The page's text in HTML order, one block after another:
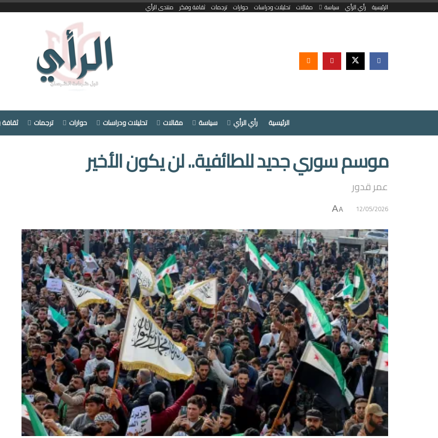
الرئيسية رأي الرأي سياسة مقالات تحليلات ودراسات حوارات ترجمات ثقافة وفكر منتدى الرأي
الرئيسية رأي الرأي سياسة مقالات تحليلات ودراسات حوارات ترجمات
موسم سوري جديد للطائفية.. لن يكون الأخير
عمر قدور
12/05/2026
A
A